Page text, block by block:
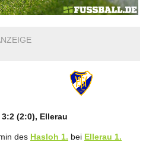
(2:0), Ellerau
des Hasloh 1. bei Ellerau 1.